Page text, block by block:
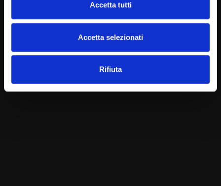
Accetta tutti
Accetta selezionati
Rifiuta